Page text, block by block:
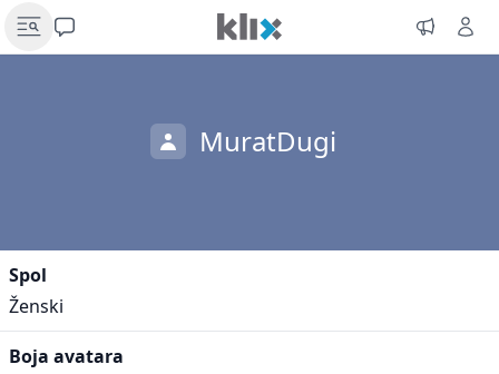
MuratDugi
Spol
Ženski
Boja avatara